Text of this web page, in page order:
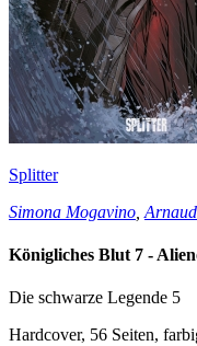
Splitter
Simona Mogavino
Königliches Blut 7 -
Die schwarze Legende 5
Hardcover, 56 Seiten,